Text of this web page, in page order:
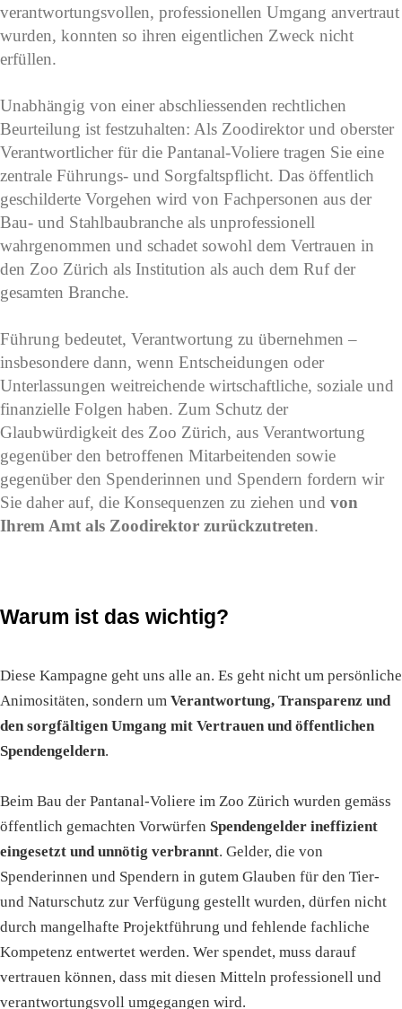
verantwortungsvollen, professionellen Umgang anvertraut
wurden, konnten so ihren eigentlichen Zweck nicht
erfüllen.
Unabhängig von einer abschliessenden rechtlichen
Beurteilung ist festzuhalten: Als Zoodirektor und oberster
Verantwortlicher für die Pantanal-Voliere tragen Sie eine
zentrale Führungs- und Sorgfaltspflicht. Das öffentlich
geschilderte Vorgehen wird von Fachpersonen aus der
Bau- und Stahlbaubranche als unprofessionell
wahrgenommen und schadet sowohl dem Vertrauen in
den Zoo Zürich als Institution als auch dem Ruf der
gesamten Branche.
Führung bedeutet, Verantwortung zu übernehmen –
insbesondere dann, wenn Entscheidungen oder
Unterlassungen weitreichende wirtschaftliche, soziale und
finanzielle Folgen haben. Zum Schutz der
Glaubwürdigkeit des Zoo Zürich, aus Verantwortung
gegenüber den betroffenen Mitarbeitenden sowie
gegenüber den Spenderinnen und Spendern fordern wir
Sie daher auf, die Konsequenzen zu ziehen und von
Ihrem Amt als Zoodirektor zurückzutreten.
Warum ist das wichtig?
Diese Kampagne geht uns alle an. Es geht nicht um persönliche
Animositäten, sondern um Verantwortung, Transparenz und
den sorgfältigen Umgang mit Vertrauen und öffentlichen
Spendengeldern.
Beim Bau der Pantanal-Voliere im Zoo Zürich wurden gemäss
öffentlich gemachten Vorwürfen Spendengelder ineffizient
eingesetzt und unnötig verbrannt. Gelder, die von
Spenderinnen und Spendern in gutem Glauben für den Tier-
und Naturschutz zur Verfügung gestellt wurden, dürfen nicht
durch mangelhafte Projektführung und fehlende fachliche
Kompetenz entwertet werden. Wer spendet, muss darauf
vertrauen können, dass mit diesen Mitteln professionell und
verantwortungsvoll umgegangen wird.